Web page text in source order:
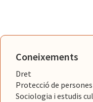
Coneixements
Dret
Protecció de
Sociologia i estudis